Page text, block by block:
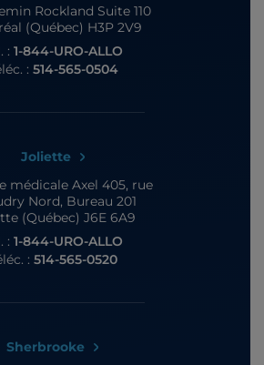
Rockland Suite 110
(Québec) H3P 2V9
: 1-844-URO-ALLO
: 514-565-0504
Joliette
médicale Axel 405, rue
Nord, Bureau 201
(Québec) J6E 6A9
: 1-844-URO-ALLO
: 514-565-0520
Sherbrooke